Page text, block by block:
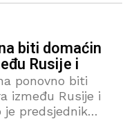
skupu u
biti domaćin
Rusije i
ponovno biti
između Rusije i
je predsjednik